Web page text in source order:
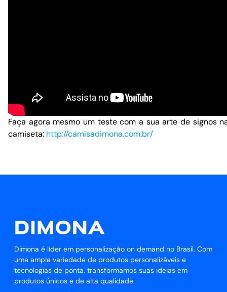
Faça agora mesmo um teste com a sua arte de signos
camiseta: http://camisadimona.com.br/
Dimona é líder em personalização on demand no Brasil. Com
uma ampla variedade de produtos personalizáveis e
tecnologias de ponta, transformamos suas ideias em
produtos únicos e de alta qualidade.